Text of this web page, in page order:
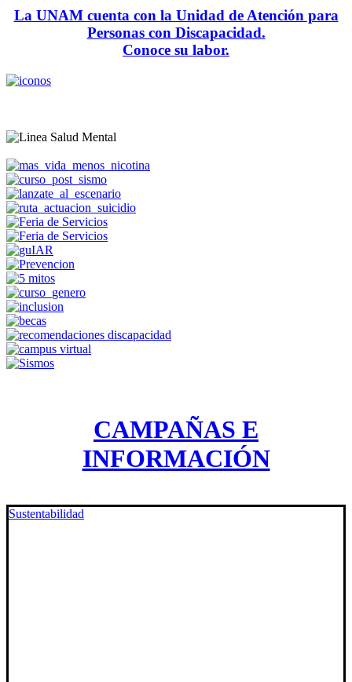
La UNAM cuenta con la Unidad de Atención para
Personas con Discapacidad.
Conoce su labor.
CAMPAÑAS E
INFORMACIÓN
Sustentabilidad